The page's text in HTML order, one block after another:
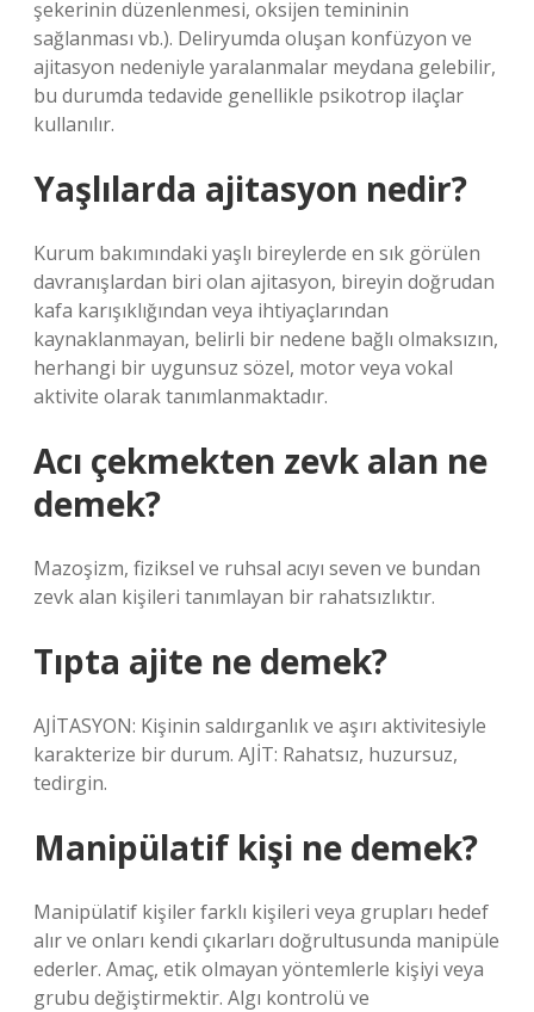
şekerinin düzenlenmesi, oksijen temininin
sağlanması vb.). Deliryumda oluşan konfüzyon ve
ajitasyon nedeniyle yaralanmalar meydana gelebilir,
bu durumda tedavide genellikle psikotrop ilaçlar
kullanılır.
Yaşlılarda ajitasyon nedir?
Kurum bakımındaki yaşlı bireylerde en sık görülen
davranışlardan biri olan ajitasyon, bireyin doğrudan
kafa karışıklığından veya ihtiyaçlarından
kaynaklanmayan, belirli bir nedene bağlı olmaksızın,
herhangi bir uygunsuz sözel, motor veya vokal
aktivite olarak tanımlanmaktadır.
Acı çekmekten zevk alan ne
demek?
Mazoşizm, fiziksel ve ruhsal acıyı seven ve bundan
zevk alan kişileri tanımlayan bir rahatsızlıktır.
Tıpta ajite ne demek?
AJİTASYON: Kişinin saldırganlık ve aşırı aktivitesiyle
karakterize bir durum. AJİT: Rahatsız, huzursuz,
tedirgin.
Manipülatif kişi ne demek?
Manipülatif kişiler farklı kişileri veya grupları hedef
alır ve onları kendi çıkarları doğrultusunda manipüle
ederler. Amaç, etik olmayan yöntemlerle kişiyi veya
grubu değiştirmektir. Algı kontrolü ve